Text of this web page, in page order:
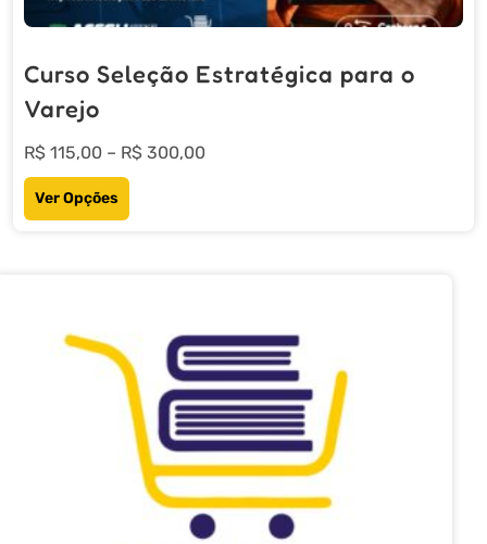
Curso Seleção Estratégica para o
Varejo
R$ 115,00 – R$ 300,00Price
Ver Opções
opções
podem
ser
escolhidas